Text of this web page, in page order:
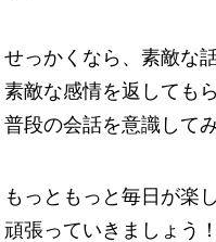
せっかくなら、素敵な
素敵な感情を返しても
普段の会話を意識して
もっともっと毎日が楽
頑張っていきましょう！